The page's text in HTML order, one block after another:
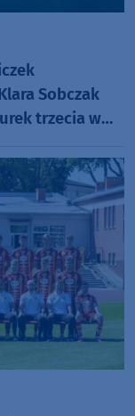
Sobczak
trzecia w